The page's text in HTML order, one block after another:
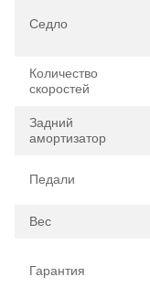
Седло
Количество
скоростей
Задний
амортизатор
Педали
Вес
Гарантия